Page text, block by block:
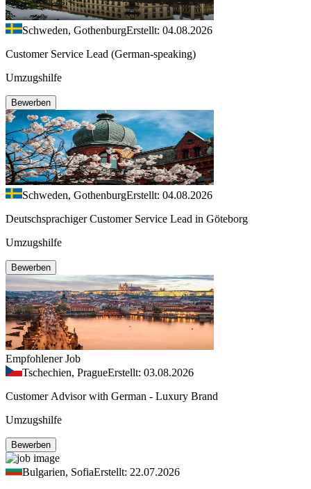
Schweden, GothenburgErstellt: 04.08.2026
Customer Service Lead (German-speaking)
Umzugshilfe
Bewerben
Schweden, GothenburgErstellt: 04.08.2026
Deutschsprachiger Customer Service Lead in Göteborg
Umzugshilfe
Bewerben
Empfohlener Job
Tschechien, PragueErstellt: 03.08.2026
Customer Advisor with German - Luxury Brand
Umzugshilfe
Bewerben
Bulgarien, SofiaErstellt: 22.07.2026